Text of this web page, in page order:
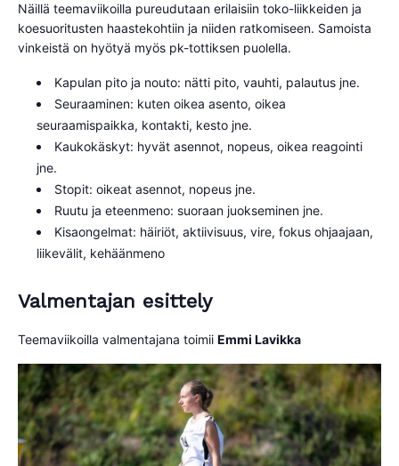
Näillä teemaviikoilla pureudutaan erilaisiin toko-liikkeiden ja
koesuoritusten haastekohtiin ja niiden ratkomiseen. Samoista
vinkeistä on hyötyä myös pk-tottiksen puolella.
Kapulan pito ja nouto: nätti pito, vauhti, palautus jne.
Seuraaminen: kuten oikea asento, oikea
seuraamispaikka, kontakti, kesto jne.
Kaukokäskyt: hyvät asennot, nopeus, oikea reagointi
jne.
Stopit: oikeat asennot, nopeus jne.
Ruutu ja eteenmeno: suoraan juokseminen jne.
Kisaongelmat: häiriöt, aktiivisuus, vire, fokus ohjaajaan,
liikevälit, kehäänmeno
Valmentajan esittely
Teemaviikoilla valmentajana toimii Emmi Lavikka